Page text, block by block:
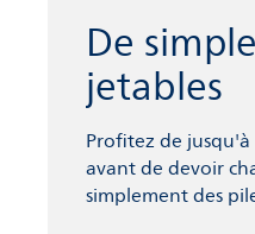
De
jetables
Profitez de
avant de devoir
simplement des